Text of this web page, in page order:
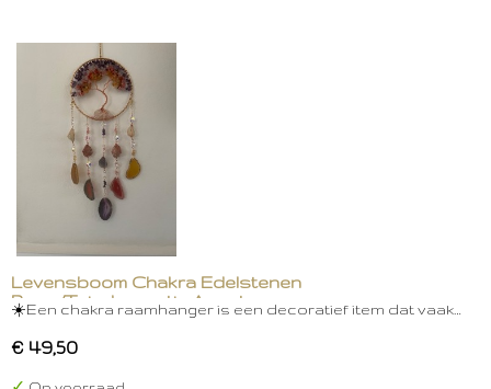
Levensboom Chakra Edelstenen
Raam/Tuindecoratie Agaat
☀️Een chakra raamhanger is een decoratief item dat vaak…
€ 49,50